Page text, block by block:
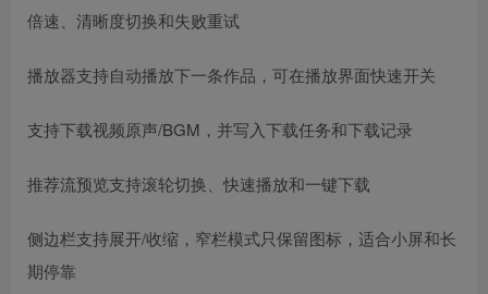
倍速、清晰度切换和失败重试
播放器支持自动播放下一条作品，可在播放界面快速开关
支持下载视频原声/BGM，并写入下载任务和下载记录
推荐流预览支持滚轮切换、快速播放和一键下载
侧边栏支持展开/收缩，窄栏模式只保留图标，适合小屏和长
期停靠